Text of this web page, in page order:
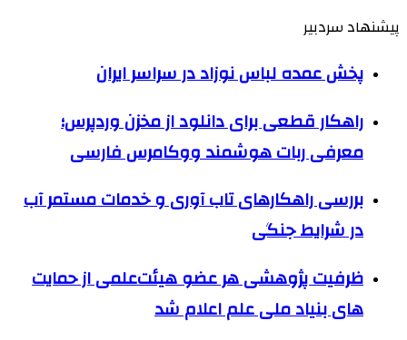
پیشنهاد سردبیر
پخش عمده لباس نوزاد در سراسر ایران
راهکار قطعی برای دانلود از مخزن وردپرس؛
معرفی ربات هوشمند ووکامرس فارسی
بررسی راهکارهای تاب آوری و خدمات مستمر آب
در شرایط جنگی
ظرفیت پژوهشی هر عضو هیئت‌علمی از حمایت
های بنیاد ملی علم اعلام شد